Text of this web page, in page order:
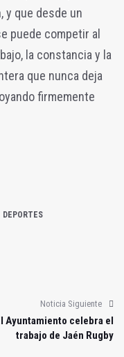
y que desde un
puede competir al
la constancia y la
que nunca deja
firmemente
DEPORTES
Noticia Siguiente
Ayuntamiento celebra el
trabajo de Jaén Rugby